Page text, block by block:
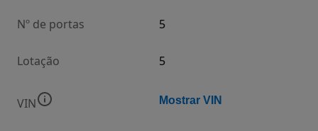
Nº de portas 5
Lotação 5
VIN Mostrar VIN